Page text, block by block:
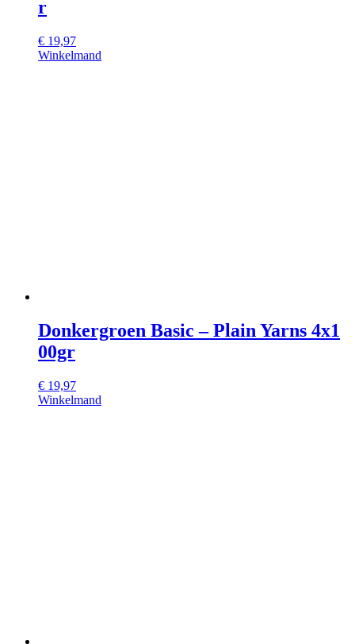
r
€ 19,97
Winkelmand
Donkergroen Basic – Plain Yarns 4x1
00gr
€ 19,97
Winkelmand